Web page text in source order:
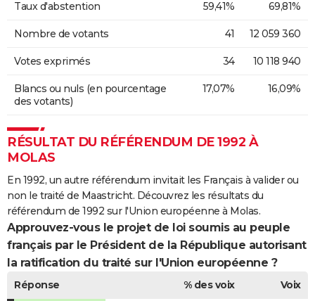
Taux d'abstention 59,41% 69,81%
Nombre de votants 41 12 059 360
Votes exprimés 34 10 118 940
Blancs ou nuls (en pourcentage
des votants)
17,07% 16,09%
RÉSULTAT DU RÉFÉRENDUM DE 1992 À
MOLAS
En 1992, un autre référendum invitait les Français à valider ou
non le traité de Maastricht. Découvrez les résultats du
référendum de 1992 sur l'Union européenne à Molas.
Approuvez-vous le projet de loi soumis au peuple
français par le Président de la République autorisant
la ratification du traité sur l'Union européenne ?
Réponse % des voix
Voix